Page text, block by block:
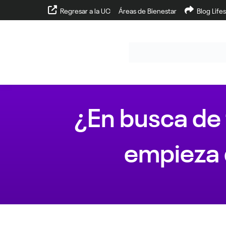
Regresar a la UC Áreas de Bienestar Blog
¿En busca
empieza